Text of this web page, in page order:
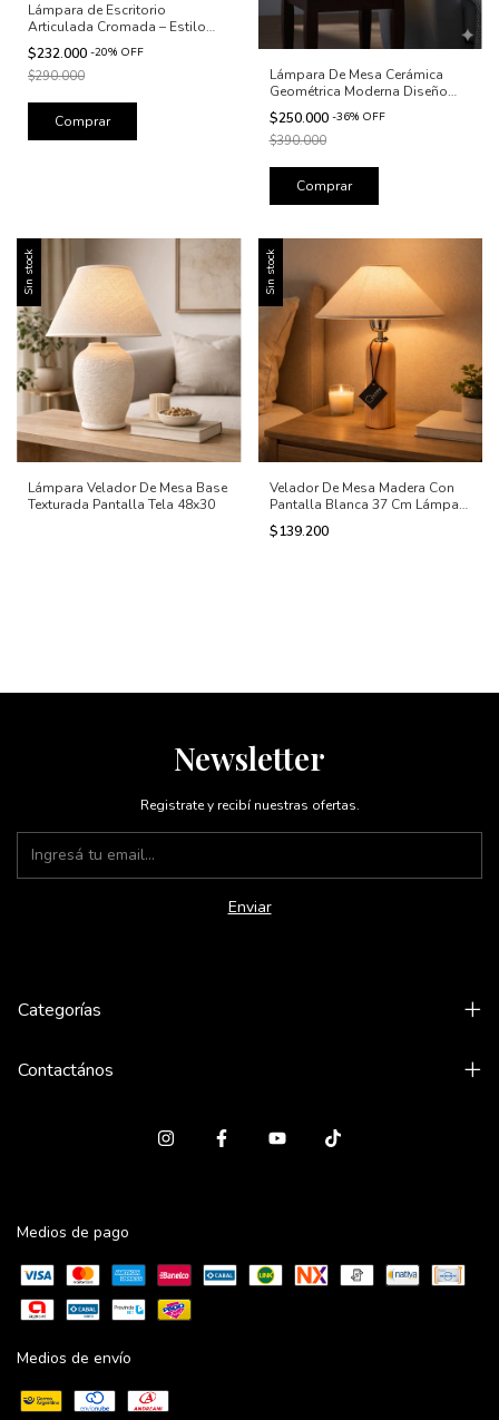
Lámpara de Escritorio
Articulada Cromada – Estilo
Industrial Moderno 55 cm 84
cm
$232.000 -20% OFF
$290.000
Lámpara De Mesa Cerámica
Geométrica Moderna Diseño
Premium
$250.000 -36% OFF
$390.000
Sin stock
Lámpara Velador De Mesa Base
Texturada Pantalla Tela 48x30
Sin stock
Velador De Mesa Madera Con
Pantalla Blanca 37 Cm Lámpara
Mesita De Luz
$139.200
Newsletter
Registrate y recibí nuestras ofertas.
Categorías
Contactános
Medios de pago
Medios de envío